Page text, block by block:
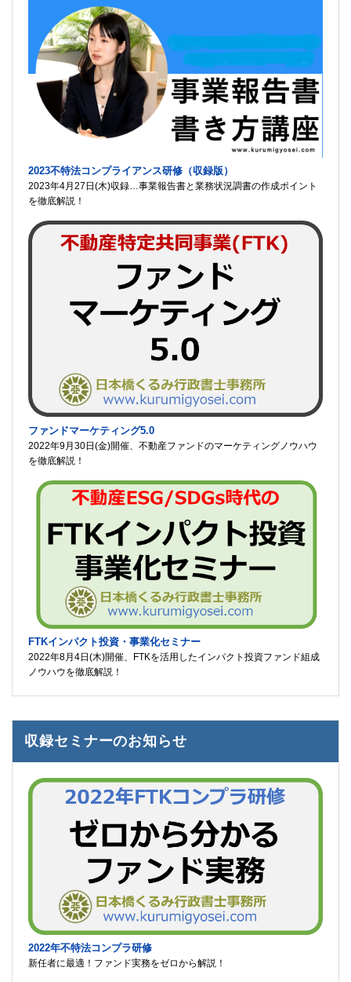
2023不特法コンプライアンス研修（収録版）
2023年4月27日(木)収録…事業報告書と業務状況調書の作成ポイント
を徹底解説！
ファンドマーケティング5.0
2022年9月30日(金)開催、不動産ファンドのマーケティングノウハウ
を徹底解説！
FTKインパクト投資・事業化セミナー
2022年8月4日(木)開催、FTKを活用したインパクト投資ファンド組成
ノウハウを徹底解説！
収録セミナーのお知らせ
2022年不特法コンプラ研修
新任者に最適！ファンド実務をゼロから解説！